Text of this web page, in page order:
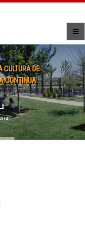
CULTURA DE
CONTINUA.